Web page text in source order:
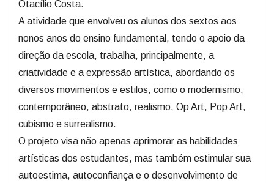
Otacílio Costa.
A atividade que envolveu os alunos dos sextos aos
nonos anos do ensino fundamental, tendo o apoio da
direção da escola, trabalha, principalmente, a
criatividade e a expressão artística, abordando os
diversos movimentos e estilos, como o modernismo,
contemporâneo, abstrato, realismo, Op Art, Pop Art,
cubismo e surrealismo.
O projeto visa não apenas aprimorar as habilidades
artísticas dos estudantes, mas também estimular sua
autoestima, autoconfiança e o desenvolvimento de